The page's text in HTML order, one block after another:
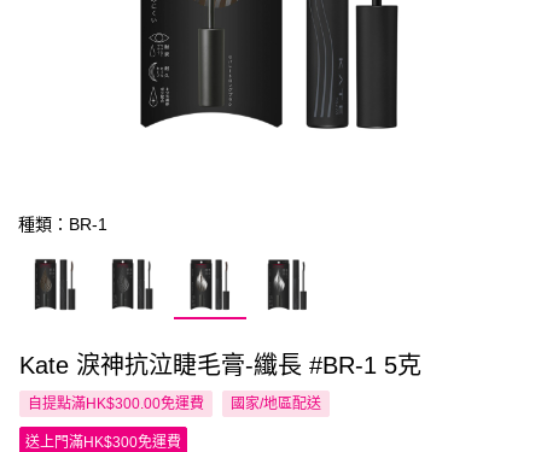
種類：BR-1
Kate 淚神抗泣睫毛膏-纖長 #BR-1 5克
自提點滿HK$300.00免運費 國家/地區配送
送上門滿HK$300免運費